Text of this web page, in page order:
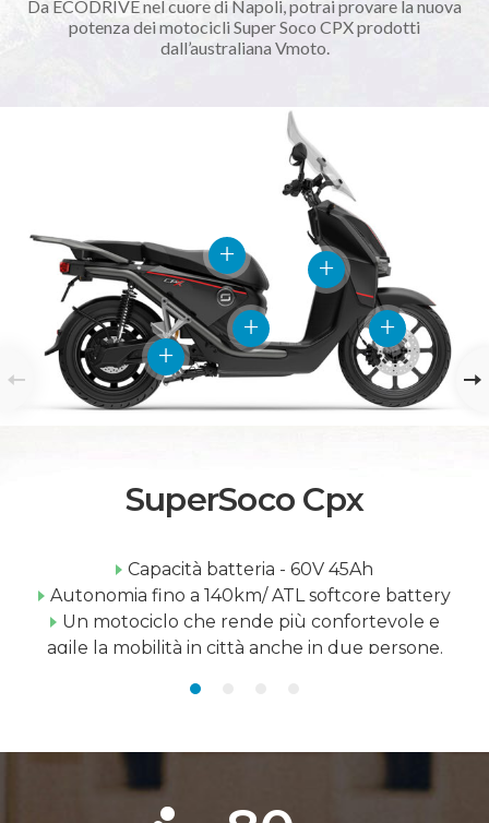
Da ECODRIVE nel cuore di Napoli, potrai provare la nuova
potenza dei motocicli Super Soco CPX prodotti
dall’australiana Vmoto.
SuperSoco Cpx
Capacità batteria - 60V 45Ah
Autonomia fino a 140km/ ATL softcore battery
Un motociclo che rende più confortevole e
agile la mobilità in città anche in due persone.